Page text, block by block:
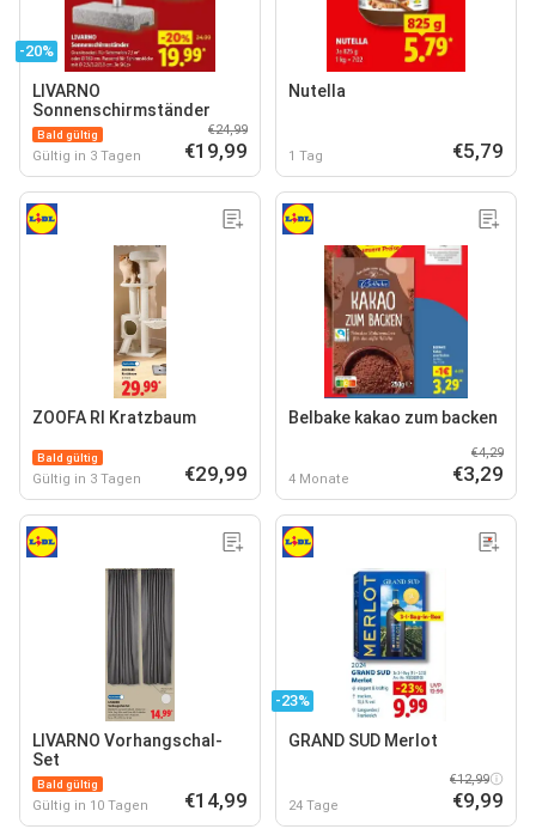
-20%
LIVARNO
Sonnenschirmständer
Bald gültig
Gültig in 3 Tagen
€24,99
€19,99
Nutella
1 Tag €5,79
ZOOFA RI Kratzbaum
Bald gültig
Gültig in 3 Tagen €29,99
Belbake kakao zum backen
4 Monate
€4,29
€3,29
LIVARNO Vorhangschal-
Set
Bald gültig
Gültig in 10 Tagen €14,99
-23%
GRAND SUD Merlot
24 Tage
€12,99
€9,99